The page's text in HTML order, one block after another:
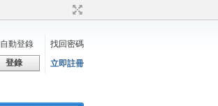
自動登錄
找回密碼
登錄 立即註冊